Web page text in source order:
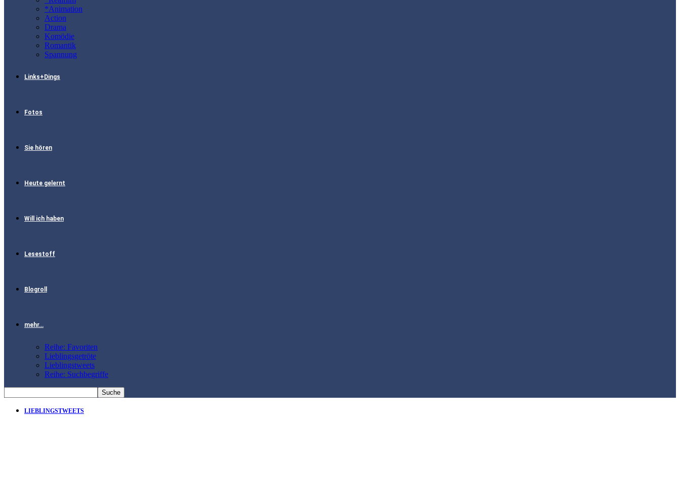
*Animation
Action
Drama
Komödie
Romantik
Spannung
Links+Dings
Fotos
Sie hören
Heute gelernt
Will ich haben
Lesestoff
Blogroll
mehr…
Reihe: Favoriten
Lieblingsgetröte
Lieblingstweets
Reihe: Suchbegriffe
LIEBLINGSTWEETS